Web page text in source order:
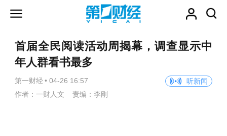
首届全民阅读活动周揭幕，调查显示中
年人群看书最多
第一财经 • 04-26 16:57
听新闻
作者：一财人文 责编：李刚